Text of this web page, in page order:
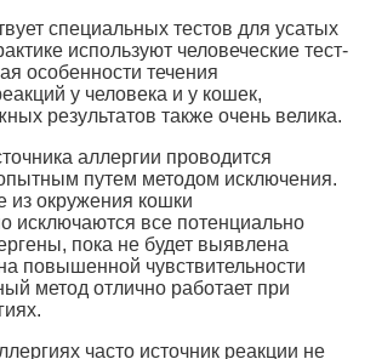
специальных тестов для усатых
используют человеческие тест-
особенности течения
у человека и у кошек,
результатов также очень велика.
аллергии проводится
путем методом исключения.
из окружения кошки
исключаются все потенциально
пока не будет выявлена
повышенной чувствительности
метод отлично работает при
часто источник реакции не